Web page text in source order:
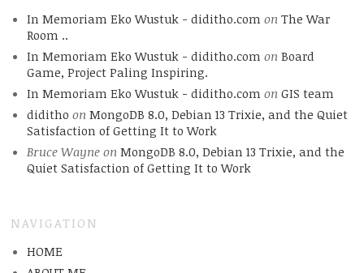
In Memoriam Eko Wustuk - diditho.com on The War
Room ..
In Memoriam Eko Wustuk - diditho.com on Board
Game, Project Paling Inspiring.
In Memoriam Eko Wustuk - diditho.com on GIS team
diditho on MongoDB 8.0, Debian 13 Trixie, and the Quiet
Satisfaction of Getting It to Work
Bruce Wayneon MongoDB 8.0, Debian 13 Trixie, and the
Quiet Satisfaction of Getting It to Work
NAVIGATION
HOME